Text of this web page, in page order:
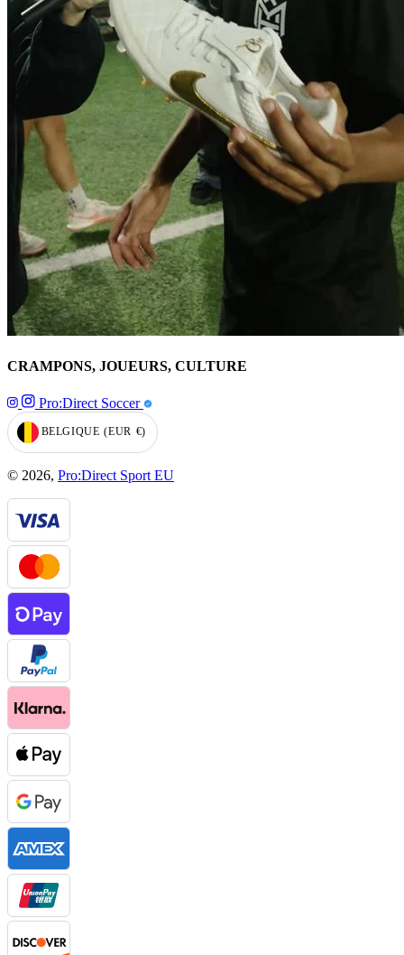
CRAMPONS, JOUEURS, CULTURE
Pro:Direct Soccer
GEOLOCATION BUTTON: BELGIQUE, EUR, €
BELGIQUE (EUR €)
© 2026, Pro:Direct Sport EU